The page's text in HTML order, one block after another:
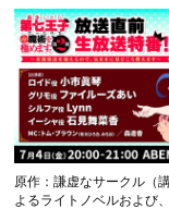
原作：謙虚なサークル（
よるライトノベルおよび